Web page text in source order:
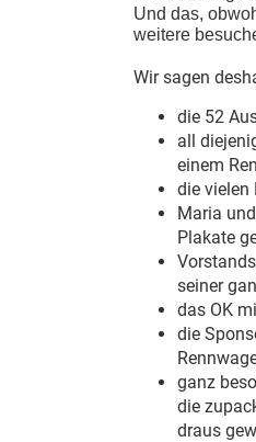
Und das,
weitere
Wir sagen
die 52
all
einem
die vielen
Maria
Plakate
seiner
das OK
die
ganz
die
draus